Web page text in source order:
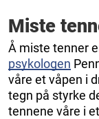
Miste
Å miste tenner
psykologen
våre et våpen i
tegn på styrke
tennene våre i